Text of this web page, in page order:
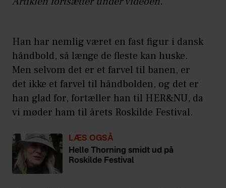
Han har nemlig været en fast figur i dansk
håndbold, så længe de fleste kan huske.
Men selvom det er et farvel til banen, er
det ikke et farvel til håndbolden, og det er
han glad for, fortæller han til HER&NU, da
vi møder ham til årets Roskilde Festival.
LÆS OGSÅ
Helle Thorning smidt ud på
Roskilde Festival